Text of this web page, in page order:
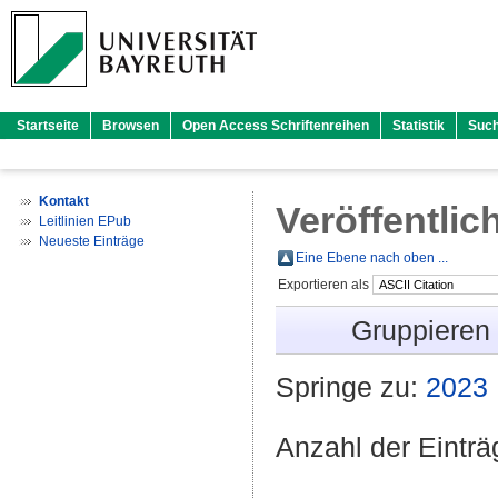
Startseite Browsen Open Access Schriftenreihen Statistik
Kontakt
Leitlinien EPub
Neueste Einträge
Eine Ebene nach oben ...
Exportieren als
Springe zu: 2023
Anzahl der